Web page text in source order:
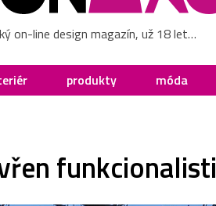
on-line design magazín, už 18 let…
produkty móda